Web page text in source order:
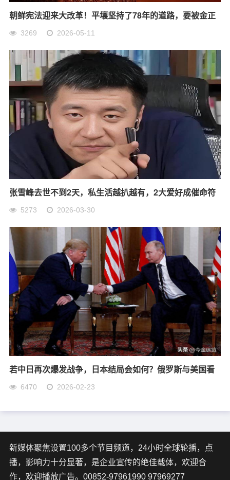
朝鲜宪法迎来大改革！平壤坚持了78年的道路，要被金正
3269 2026-05-11
张雪峰去世不到2天，私生活越扒越有，2大爱好成催命符
5273 2026-03-30
若中日再次爆发战争，日本结局会如何？俄罗斯与美国看
6470 2026-02-23
新媒体聚焦设置100多个节目频道，24小时全球轮播，点
播，影响力十分显著，是企业宣传的绝佳载体，欢迎合
作，欢迎播放广告。00852-97961990 97969277